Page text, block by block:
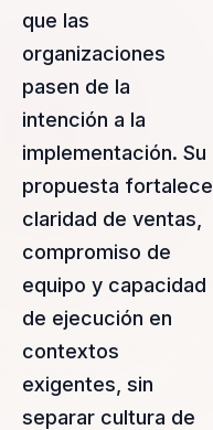
que las
organizaciones
pasen de la
intención a la
implementación. Su
propuesta fortalece
claridad de ventas,
compromiso de
equipo y capacidad
de ejecución en
contextos
exigentes, sin
separar cultura de